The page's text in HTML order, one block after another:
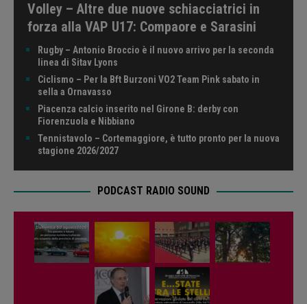
Volley – Altre due nuove schiacciatrici in
forza alla VAP U17: Compaore e Sarasini
Rugby – Antonio Broccio è il nuovo arrivo per la seconda
linea di Sitav Lyons
Ciclismo – Per la Bft Burzoni VO2 Team Pink sabato in
sella a Ornavasso
Piacenza calcio inserito nel Girone B: derby con
Fiorenzuola e Nibbiano
Tennistavolo – Cortemaggiore, è tutto pronto per la nuova
stagione 2026/2027
PODCAST RADIO SOUND